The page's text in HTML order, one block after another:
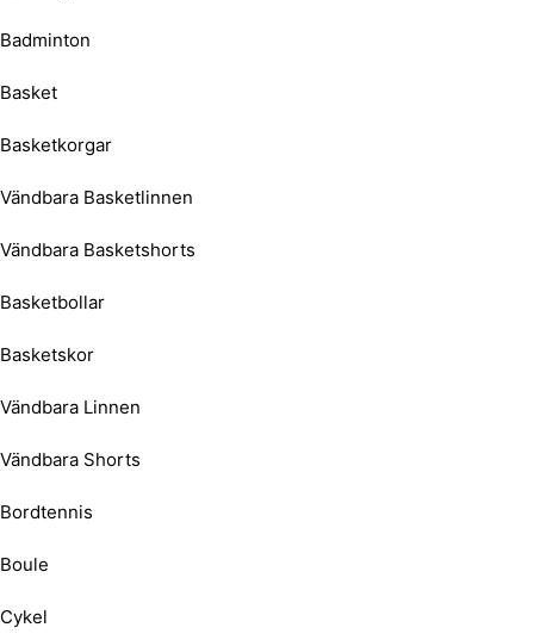
Badminton
Basket
Basketkorgar
Vändbara Basketlinnen
Vändbara Basketshorts
Basketbollar
Basketskor
Vändbara Linnen
Vändbara Shorts
Bordtennis
Boule
Cykel